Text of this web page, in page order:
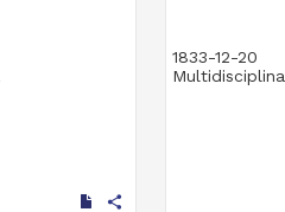
share
1833-12-20
Multidisciplina